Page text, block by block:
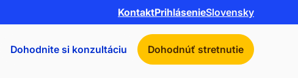
KontaktPrihlásenieSlovensky
Dohodnite si konzultáciu Dohodnúť stretnutie